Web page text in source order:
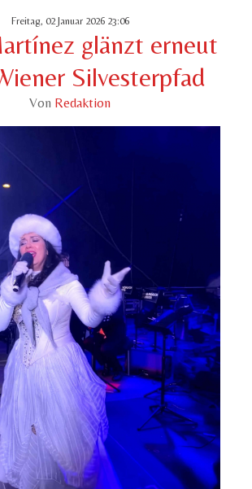
Freitag, 02 Januar 2026 23:06
glänzt erneut
Silvesterpfad
Von Redaktion